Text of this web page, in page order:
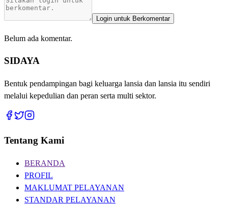
Login untuk Berkomentar
Belum ada komentar.
SIDAYA
Bentuk pendampingan bagi keluarga lansia dan lansia itu sendiri
melalui kepedulian dan peran serta multi sektor.
Tentang Kami
BERANDA
PROFIL
MAKLUMAT PELAYANAN
STANDAR PELAYANAN